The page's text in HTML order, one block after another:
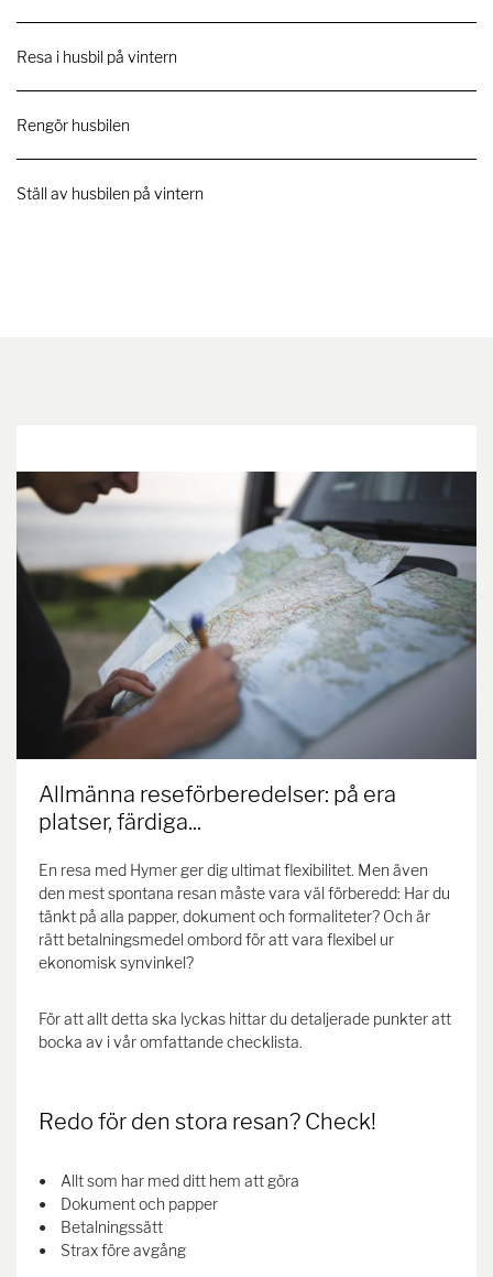
Resa i husbil på vintern
Rengör husbilen
Ställ av husbilen på vintern
Allmänna reseförberedelser: på era
platser, färdiga...
En resa med Hymer ger dig ultimat flexibilitet. Men även
den mest spontana resan måste vara väl förberedd: Har du
tänkt på alla papper, dokument och formaliteter? Och är
rätt betalningsmedel ombord för att vara flexibel ur
ekonomisk synvinkel?
För att allt detta ska lyckas hittar du detaljerade punkter att
bocka av i vår omfattande checklista.
Redo för den stora resan? Check!
Allt som har med ditt hem att göra
Dokument och papper
Betalningssätt
Strax före avgång